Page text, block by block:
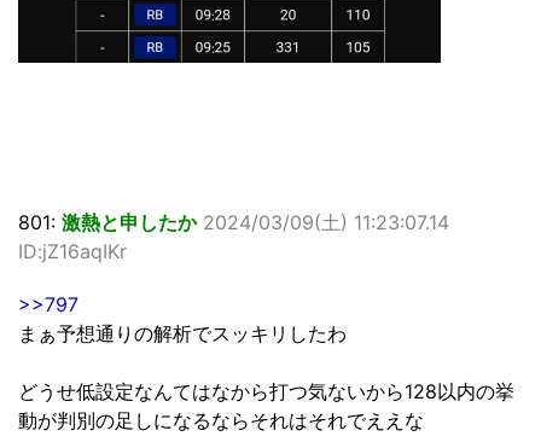
801: 激熱と申したか 2024/03/09(土) 11:23:07.14
ID:jZ16aqIKr
>>797
まぁ予想通りの解析でスッキリしたわ
どうせ低設定なんてはなから打つ気ないから128以内の挙
動が判別の足しになるならそれはそれでええな